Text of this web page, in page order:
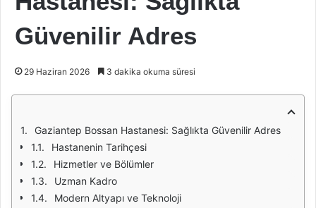
Güvenilir Adres
29 Haziran 2026 3 dakika okuma süresi
Gaziantep Bossan Hastanesi: Sağlıkta Güvenilir Adres
Hastanenin Tarihçesi
Hizmetler ve Bölümler
Uzman Kadro
Modern Altyapı ve Teknoloji